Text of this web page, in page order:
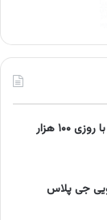
آگهی سرای ایرانی، خرید یخچال با روزی ۱۰۰ هزار
جی پلاس